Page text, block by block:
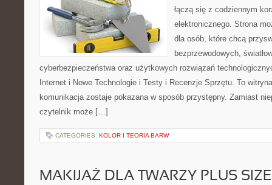
łączą się z codziennym
elektronicznego. Strona
dla osób, które chcą
bezprzewodowych,
cyberbezpieczeństwa oraz użytkowych rozwiązań
Internet i Nowe Technologie i Testy i Recenzje Sprzętu. To
komunikacja zostaje pokazana w sposób przystępny. Zamiast
czytelnik może […]
CATEGORIES: KOLOR I TEORIA BARW
MAKIJAŻ DLA TWARZY PLUS SIZE